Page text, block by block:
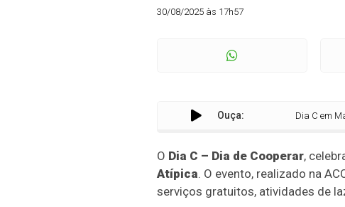
30/08/2025 às 17h57
Ouça: Dia C em
O Dia C – Dia de Cooperar,
Atípica. O evento, realizado na
serviços gratuitos, atividades de